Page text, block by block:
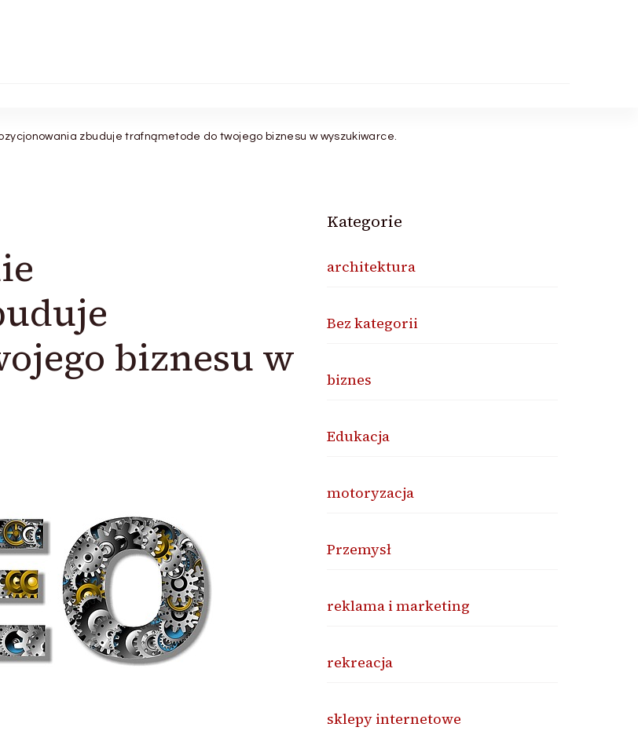
zbuduje trafnąmetode do twojego biznesu w wyszukiwarce.
biznesu w
Kategorie
architektura
Bez kategorii
biznes
Edukacja
motoryzacja
Przemysł
reklama i marketing
rekreacja
sklepy internetowe